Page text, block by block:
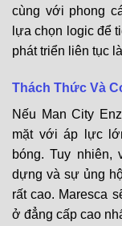
cùng với phong
lựa chọn logic để
phát triển liên tục
Thách Thức Và
Nếu Man City
mặt với áp lực
bóng. Tuy
dựng và sự ủng
rất cao. Maresca
ở đẳng cấp cao